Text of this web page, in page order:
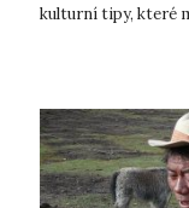
kulturní tipy, které